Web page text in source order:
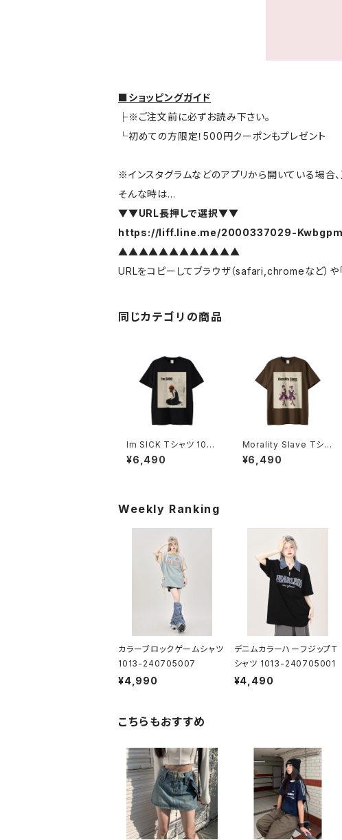
■ショッピングガイド
├※ご注文前に必ずお読み下さい。
└初めての方限定！500円クーポンもプレゼント
※インスタグラムなどのアプリから開いている場合
そんな時は…
▼▼URL長押しで選択▼▼
https://liff.line.me/2000337029-
▲▲▲▲▲▲▲▲▲▲▲▲
URLをコピーしてブラウザ（safari,chromeなど）や
同じカテゴリの商品
Im SICK Tシャツ 1014
-230221232
¥6,490
Morality Slave Tシャ
ツ 1014-230221229
¥6,490
Weekly Ranking
カラーブロックゲームシャツ
1013-240705007
¥4,990
デニムカラーハーフジップT
シャツ 1013-240705001
¥4,490
こちらもおすすめ